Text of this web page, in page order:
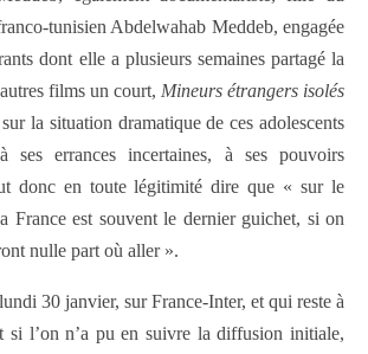
tunisien Abdelwahab Meddeb, engagée
dont elle a plusieurs semaines partagé la
films un court, Mineurs étrangers isolés
la situation dramatique de ces adolescents
errances incertaines, à ses pouvoirs
donc en toute légitimité dire que « sur le
France est souvent le dernier guichet, si on
nulle part où aller ».
30 janvier, sur France-Inter, et qui reste à
si l’on n’a pu en suivre la diffusion initiale,